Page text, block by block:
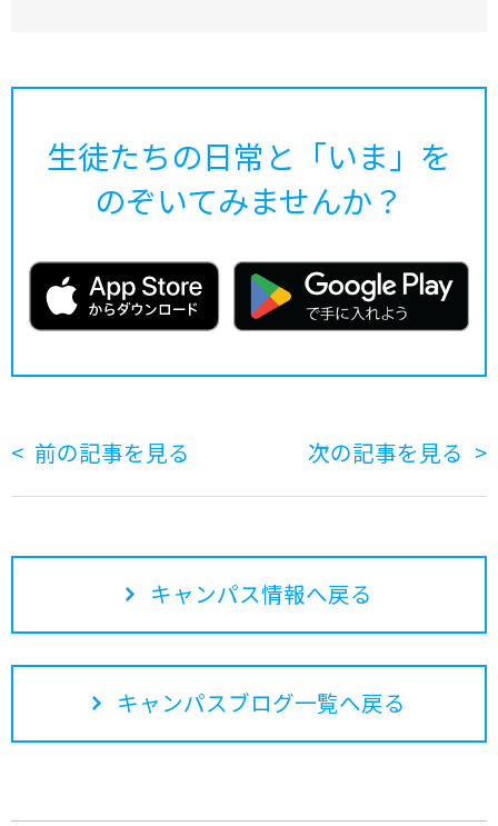
生徒たちの日常と「いま」を
のぞいてみませんか？
前の記事を見る 次の記事を見る
キャンパス情報へ戻る
キャンパスブログ一覧へ戻る